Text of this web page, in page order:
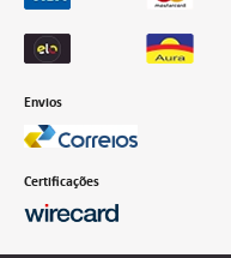
Envios
Certificações